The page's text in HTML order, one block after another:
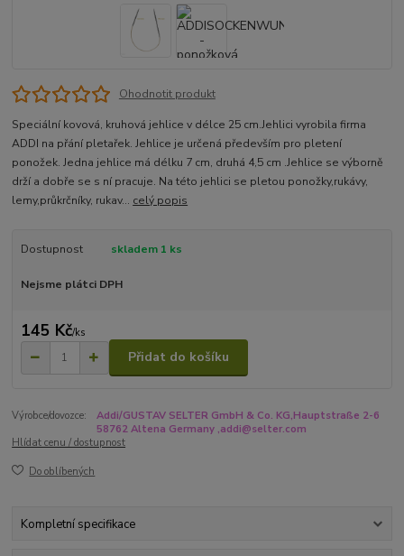
Ohodnotit produkt
Speciální kovová, kruhová jehlice v délce 25 cm.Jehlici vyrobila firma
ADDI na přání pletařek. Jehlice je určená především pro pletení
ponožek. Jedna jehlice má délku 7 cm, druhá 4,5 cm .Jehlice se výborně
drží a dobře se s ní pracuje. Na této jehlici se pletou ponožky,rukávy,
lemy,průkrčníky, rukav... celý popis
Dostupnost skladem 1 ks
Nejsme plátci DPH
145 Kč/ks
Přidat do košíku
Výrobce/dovozce:
Addi/GUSTAV SELTER GmbH & Co. KG,Hauptstraße 2-6
58762 Altena Germany ,addi@selter.com
Hlídat cenu / dostupnost
Do oblíbených
Kompletní specifikace